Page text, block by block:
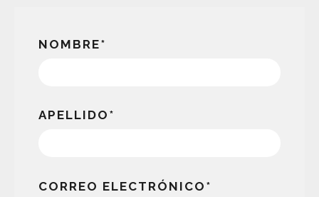
NOMBRE*
APELLIDO *
CORREO ELECTRÓNICO *